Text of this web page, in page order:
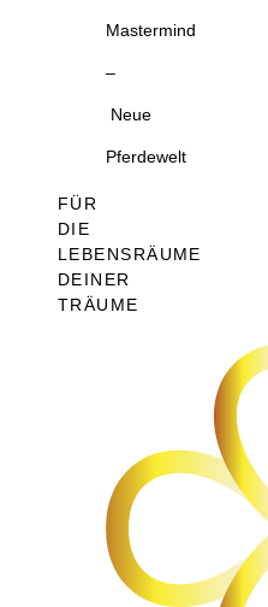
Mastermind
–
Neue
Pferdewelt
FÜR
DIE
LEBENSRÄUME
DEINER
TRÄUME